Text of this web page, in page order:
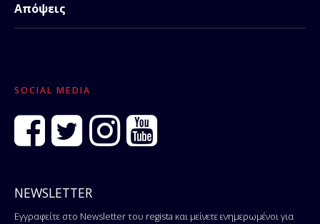
Απόψεις
SOCIAL MEDIA
NEWSLETTER
Εγγραφείτε στο Newsletter του regista και μείνετε ενημερωμένοι για